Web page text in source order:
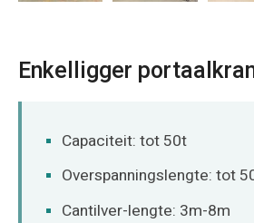
Enkelligger
Capaciteit: tot 50t
Overspanningslengte: tot
Cantilver-lengte: 3m-8m